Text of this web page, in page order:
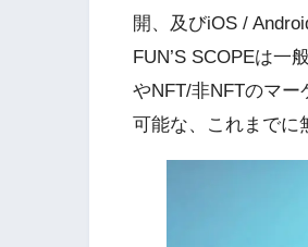
開、及びiOS /
FUN’S SCOPEは一
やNFT/非NFTのマ
可能な、これまでに